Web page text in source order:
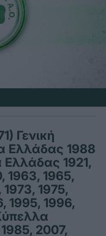
Γενική
Ελλάδας 1988
1921,
1963, 1965,
1973, 1975,
1995, 1996,
2007,